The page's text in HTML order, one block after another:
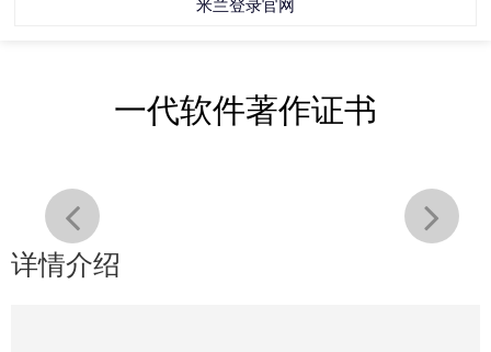
一代软件著作证书
详情介绍